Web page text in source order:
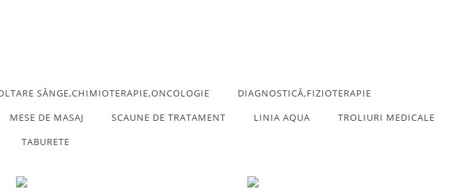
SÂNGE,CHIMIOTERAPIE,ONCOLOGIE
DIAGNOSTICĂ,FIZIOTERAPIE
MESE DE MASAJ SCAUNE DE TRATAMENT LINIA AQUA
TROLIURI MEDICALE
TABURETE